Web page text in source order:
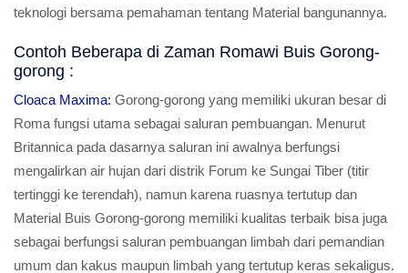
teknologi bersama pemahaman tentang Material bangunannya.
Contoh Beberapa di Zaman Romawi Buis Gorong-
gorong :
Cloaca Maxima: Gorong-gorong yang memiliki ukuran besar di
Roma fungsi utama sebagai saluran pembuangan. Menurut
Britannica pada dasarnya saluran ini awalnya berfungsi
mengalirkan air hujan dari distrik Forum ke Sungai Tiber (titir
tertinggi ke terendah), namun karena ruasnya tertutup dan
Material Buis Gorong-gorong memiliki kualitas terbaik bisa juga
sebagai berfungsi saluran pembuangan limbah dari pemandian
umum dan kakus maupun limbah yang tertutup keras sekaligus.